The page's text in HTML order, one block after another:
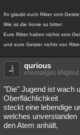
Ihr glaubt euch Ritter vom
Wie ist die Ironie so bitter:
Eure Ritter haben nichts vom
und eure Geister nichts von
qurious
ehemaliges Mitglied
"Die" Jugend ist wach
Oberflächlichkeit
steckt eine lebendige
welches unverstanden
den Atem anhält,